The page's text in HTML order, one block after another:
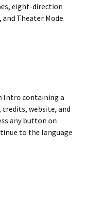
eight-direction
Theater Mode.
Intro containing a
website, and
any button on
to the language